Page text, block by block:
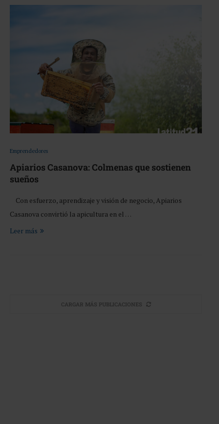
Emprendedores
Apiarios Casanova: Colmenas que sostienen
sueños
Con esfuerzo, aprendizaje y visión de negocio, Apiarios
Casanova convirtió la apicultura en el …
Leer más
CARGAR MÁS PUBLICACIONES